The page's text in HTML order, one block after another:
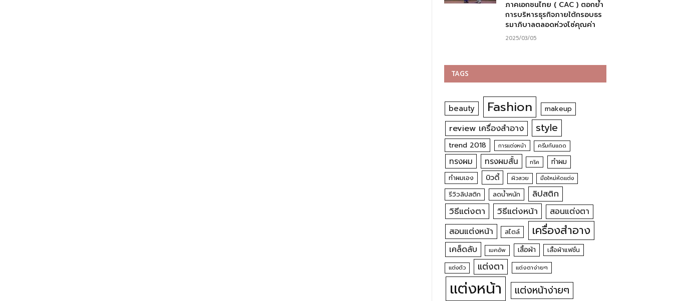
ภาคเอกชนไทย ( CAC ) ตอกย้ำ
การบริหารธุรกิจภายใต้กรอบธร
รมาภิบาลตลอดห่วงโซ่คุณค่า
2025/03/05
TAGS
beauty Fashion makeup
review เครื่องสำอาง style
trend 2018 การแต่งหน้า ครีมกันแดด
ทรงผม ทรงผมสั้น ทริค ทำผม
ทำผมเอง บิวตี้ ผิวสวย มือใหม่หัดแต่ง
รีวิวลิปสติก ลดน้ำหนัก ลิปสติก
วิธีแต่งตา วิธีแต่งหน้า สอนแต่งตา
สอนแต่งหน้า สไตล์ เครื่องสำอาง
เคล็ดลับ เมคอัพ เสื้อผ้า เสื้อผ้าแฟชั่น
แต่งตัว แต่งตา แต่งตาง่ายๆ
แต่งหน้า แต่งหน้าง่ายๆ